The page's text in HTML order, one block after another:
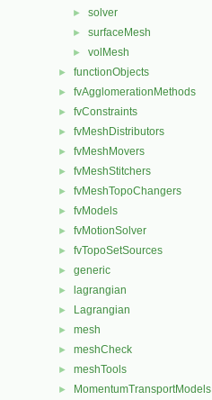
► solver
► surfaceMesh
► volMesh
► functionObjects
► fvAgglomerationMethods
► fvConstraints
► fvMeshDistributors
► fvMeshMovers
► fvMeshStitchers
► fvMeshTopoChangers
► fvModels
► fvMotionSolver
► fvTopoSetSources
► generic
► lagrangian
► Lagrangian
► mesh
► meshCheck
► meshTools
► MomentumTransportModels